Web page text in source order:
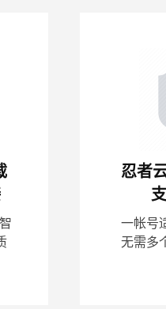
忍者
一帐号
无需多